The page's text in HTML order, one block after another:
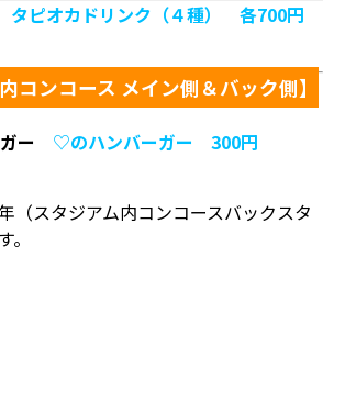
タピオカドリンク（４種） 各700円
コンコース メイン側＆バック側】
ー ♡のハンバーガー 300円
（スタジアム内コンコースバックスタ